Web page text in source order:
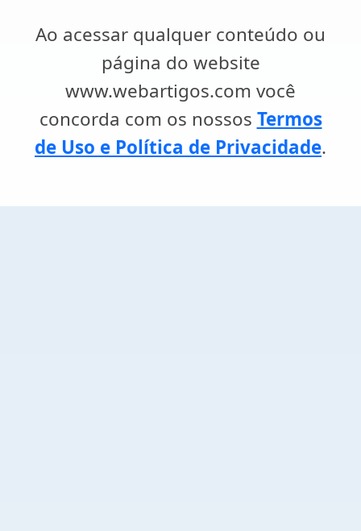
Ao acessar qualquer conteúdo ou
página do website
www.webartigos.com você
concorda com os nossos Termos
de Uso e Política de Privacidade.